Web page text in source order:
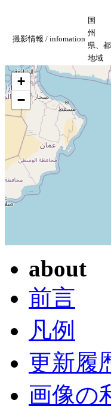
撮影情報 / infomation
国
州
県、
地域
+
−
about
前言
凡例
更新履
画像の